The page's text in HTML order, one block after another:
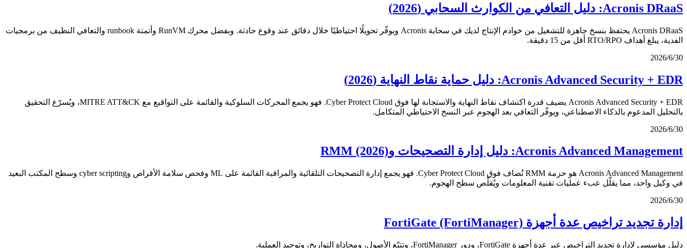
Acronis DRaaS: دليل التعافي من الكوارث السحابي (2026)
Acronis DRaaS يحتفظ بنسخ جاهزة للتشغيل من خوادم الإنتاج لديك في سحابة Acronis ويوفّر تحويلًا احتياطيًا خلال دقائق عند وقوع حادثة. وبفضل محرك RunVM وأتمتة runbook والتعافي النظيف من برمجيات
الفدية، يبلغ أهداف RTO/RPO أقل من 15 دقيقة.
30‏/6‏/2026
Acronis Advanced Security + EDR: دليل حماية نقاط النهاية (2026)
Acronis Advanced Security + EDR يضيف قدرة اكتشاف نقاط النهاية والاستجابة لها فوق Cyber Protect Cloud. فهو يجمع المحركات السلوكية والقائمة على التواقيع مع MITRE ATT&CK، ويُسرّع التحقيق
بالتحليل المدعوم بالذكاء الاصطناعي، ويوفّر التعافي بعد الهجوم عبر النسخ الاحتياطي المتكامل.
30‏/6‏/2026
Acronis Advanced Management: دليل إدارة التصحيحات وRMM (2026)
Acronis Advanced Management هو حزمة RMM تُضاف فوق Cyber Protect Cloud. فهو يجمع إدارة التصحيحات التلقائية والمراقبة القائمة على ML وفحص سلامة الأقراص وcyber scripting وسطح المكتب البعيد
في وكيل واحد، مما يقلّل عبء عمليات تقنية المعلومات ويُقلّص سطح الهجوم.
30‏/6‏/2026
إدارة تجديد تراخيص عدة أجهزة FortiGate (FortiManager)
دليل مؤسسي لإدارة تجديد التراخيص عبر عدة أجهزة FortiGate، ودور FortiManager، وتتبّع الأصول، ومحاذاة التواريخ، وتوحيد العملية.